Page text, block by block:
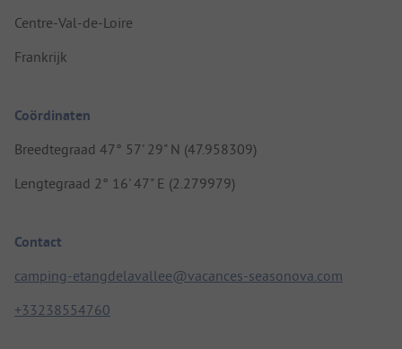
Centre-Val-de-Loire
Frankrijk
Coördinaten
Breedtegraad 47° 57' 29" N (47.958309)
Lengtegraad 2° 16' 47" E (2.279979)
Contact
camping-etangdelavallee@vacances-seasonova.com
+33238554760